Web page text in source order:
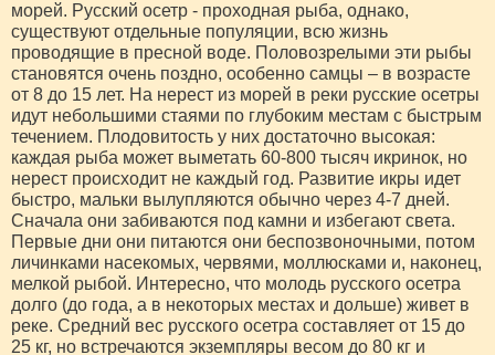
морей. Русский осетр - проходная рыба, однако,
существуют отдельные популяции, всю жизнь
проводящие в пресной воде. Половозрелыми эти рыбы
становятся очень поздно, особенно самцы – в возрасте
от 8 до 15 лет. На нерест из морей в реки русские осетры
идут небольшими стаями по глубоким местам с быстрым
течением. Плодовитость у них достаточно высокая:
каждая рыба может выметать 60-800 тысяч икринок, но
нерест происходит не каждый год. Развитие икры идет
быстро, мальки вылупляются обычно через 4-7 дней.
Сначала они забиваются под камни и избегают света.
Первые дни они питаются они беспозвоночными, потом
личинками насекомых, червями, моллюсками и, наконец,
мелкой рыбой. Интересно, что молодь русского осетра
долго (до года, а в некоторых местах и дольше) живет в
реке. Средний вес русского осетра составляет от 15 до
25 кг, но встречаются экземпляры весом до 80 кг и